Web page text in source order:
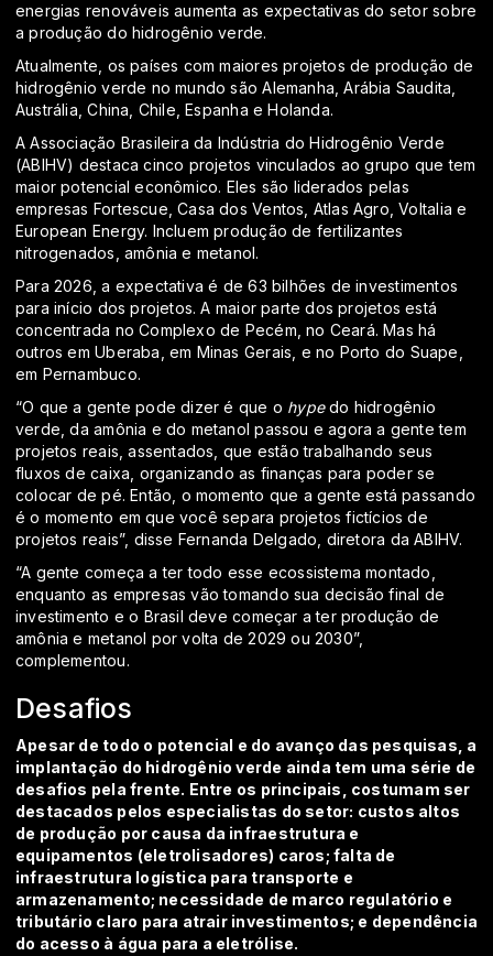
energias renováveis aumenta as expectativas do setor sobre
a produção do hidrogênio verde.
Atualmente, os países com maiores projetos de produção de
hidrogênio verde no mundo são Alemanha, Arábia Saudita,
Austrália, China, Chile, Espanha e Holanda.
A Associação Brasileira da Indústria do Hidrogênio Verde
(ABIHV) destaca cinco projetos vinculados ao grupo que tem
maior potencial econômico. Eles são liderados pelas
empresas Fortescue, Casa dos Ventos, Atlas Agro, Voltalia e
European Energy. Incluem produção de fertilizantes
nitrogenados, amônia e metanol.
Para 2026, a expectativa é de 63 bilhões de investimentos
para início dos projetos. A maior parte dos projetos está
concentrada no Complexo de Pecém, no Ceará. Mas há
outros em Uberaba, em Minas Gerais, e no Porto do Suape,
em Pernambuco.
“O que a gente pode dizer é que o hypedo hidrogênio
verde, da amônia e do metanol passou e agora a gente tem
projetos reais, assentados, que estão trabalhando seus
fluxos de caixa, organizando as finanças para poder se
colocar de pé. Então, o momento que a gente está passando
é o momento em que você separa projetos fictícios de
projetos reais”, disse Fernanda Delgado, diretora da ABIHV.
“A gente começa a ter todo esse ecossistema montado,
enquanto as empresas vão tomando sua decisão final de
investimento e o Brasil deve começar a ter produção de
amônia e metanol por volta de 2029 ou 2030”,
complementou.
Desafios
Apesar de todo o potencial e do avanço das pesquisas, a
implantação do hidrogênio verde ainda tem uma série de
desafios pela frente. Entre os principais, costumam ser
destacados pelos especialistas do setor: custos altos
de produção por causa da infraestrutura e
equipamentos (eletrolisadores) caros; falta de
infraestrutura logística para transporte e
armazenamento; necessidade de marco regulatório e
tributário claro para atrair investimentos; e dependência
do acesso à água para a eletrólise.